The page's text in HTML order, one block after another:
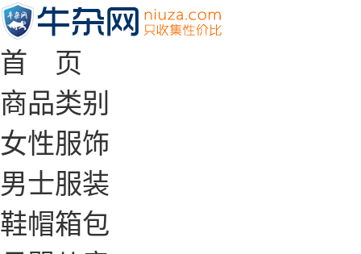
首 页
商品类别
女性服饰
男士服装
鞋帽箱包